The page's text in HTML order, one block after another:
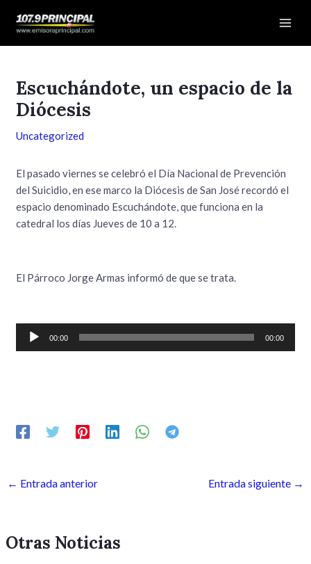
Escuchándote, un espacio de la
Diócesis
Uncategorized
El pasado viernes se celebró el Día Nacional de Prevención
del Suicidio, en ese marco la Diócesis de San José recordó el
espacio denominado Escuchándote, que funciona en la
catedral los días Jueves de 10 a 12.
El Párroco Jorge Armas informó de que se trata.
Reproductor
00:00 00:00
de
← Entrada anterior Entrada siguiente →
Otras Noticias